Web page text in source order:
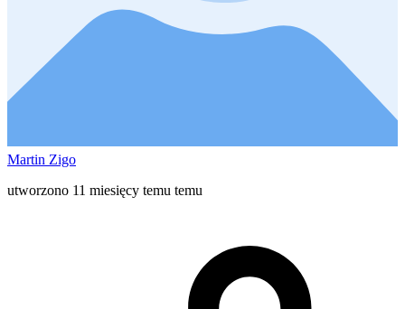
Martin Zigo
utworzono 11 miesięcy temu temu